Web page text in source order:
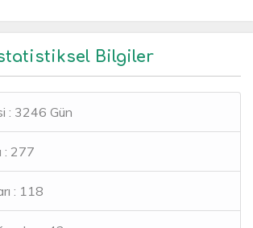
Bilgiler
: 3246 Gün
: 277
: 118